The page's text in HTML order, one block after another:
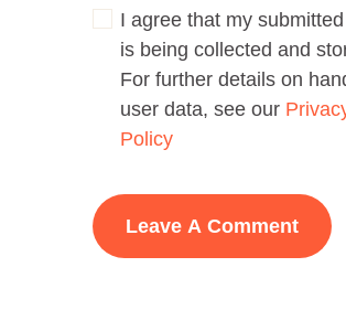
I agree that my
is being collected and
For further details on
user data, see our
Policy